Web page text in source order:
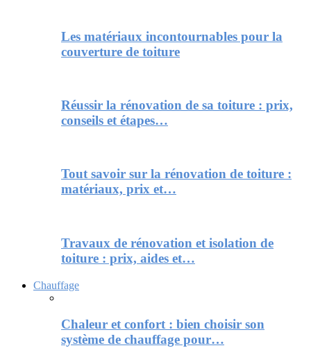
Les matériaux incontournables pour la
couverture de toiture
Réussir la rénovation de sa toiture : prix,
conseils et étapes…
Tout savoir sur la rénovation de toiture :
matériaux, prix et…
Travaux de rénovation et isolation de
toiture : prix, aides et…
Chauffage
Chaleur et confort : bien choisir son
système de chauffage pour…